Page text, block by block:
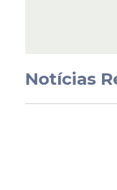
Notícias